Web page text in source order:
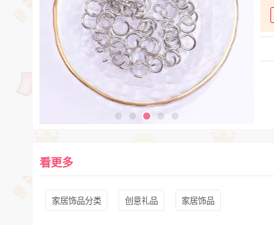
看更多
家居饰品分类 创意礼品 家居饰品